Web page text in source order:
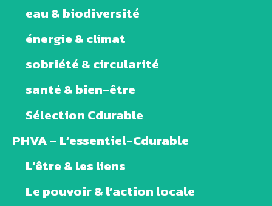
eau & biodiversité
énergie & climat
sobriété & circularité
santé & bien-être
Sélection Cdurable
PHVA – L’essentiel-Cdurable
L’être & les liens
Le pouvoir & l’action locale